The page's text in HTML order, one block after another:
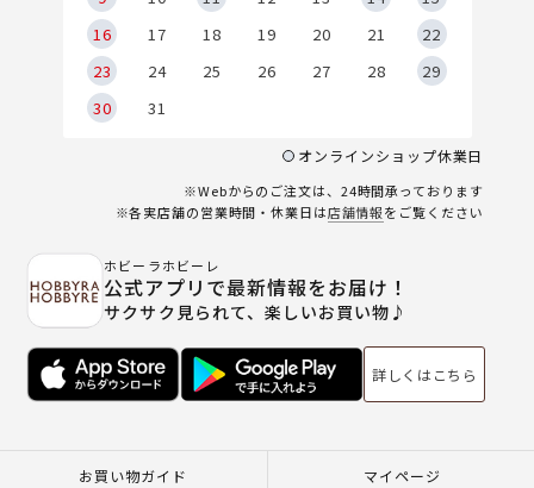
16
17 18 19 20 21
22
23
24 25 26 27 28
29
30
31
オンラインショップ休業日
※Webからのご注文は、24時間承っております
※各実店舗の営業時間・休業日は店舗情報をご覧ください
ホビーラホビーレ
公式アプリで最新情報をお届け！
サクサク見られて、楽しいお買い物♪
詳しくはこちら
お買い物ガイド マイページ